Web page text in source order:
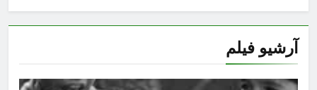
آرشیو فیلم